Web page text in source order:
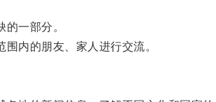
一部分。
内的朋友、家人进行交流。